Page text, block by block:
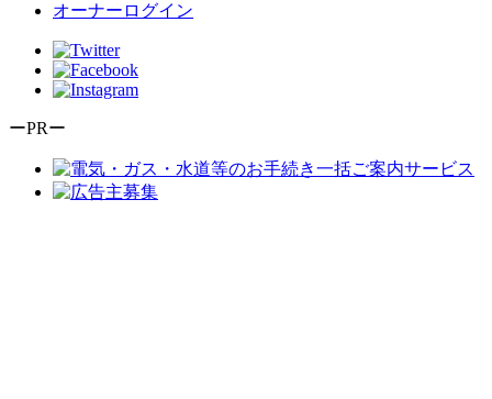
オーナーログイン
ーPRー